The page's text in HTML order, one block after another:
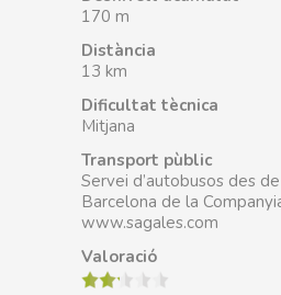
170 m
Distància
13 km
Dificultat tècnica
Mitjana
Transport pùblic
Servei d’autobusos des
Barcelona de la
www.sagales.com
Valoració